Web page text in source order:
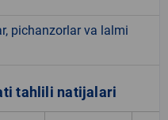
pichanzorlar va lalmi
tahlili natijalari